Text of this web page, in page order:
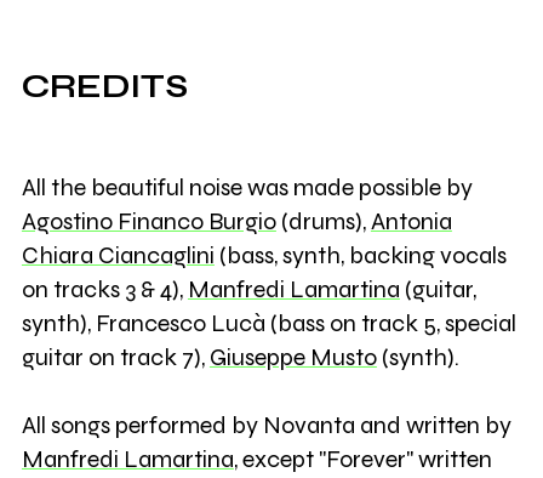
CREDITS
All the beautiful noise was made possible by
Agostino Financo Burgio(drums),Antonia
Chiara Ciancaglini (bass, synth, backing vocals
on tracks 3 & 4), Manfredi Lamartina (guitar,
synth), Francesco Lucà (bass on track 5, special
guitar on track 7), Giuseppe Musto(synth).
All songs performed by Novanta and written by
Manfredi Lamartina, except "Forever" written